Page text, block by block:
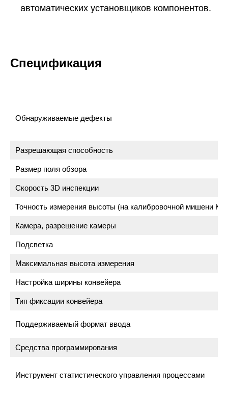
автоматических установщиков компонентов.
Спецификация
Обнаруживаемые дефекты
Разрешающая способность
Размер поля обзора
Скорость 3D инспекции
Точность измерения высоты (на калибровочной мишени KY)
Камера, разрешение камеры
Подсветка
Максимальная высота измерения
Настройка ширины конвейера
Тип фиксации конвейера
Поддерживаемый формат ввода
Средства программирования
Инструмент статистического управления процессами